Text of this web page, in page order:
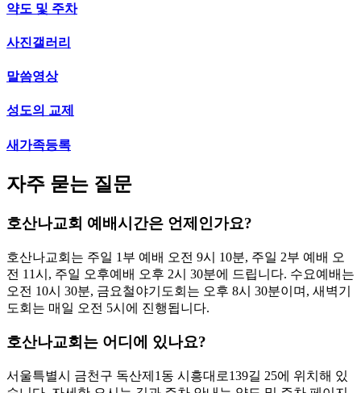
약도 및 주차
사진갤러리
말씀영상
성도의 교제
새가족등록
자주 묻는 질문
호산나교회 예배시간은 언제인가요?
호산나교회는 주일 1부 예배 오전 9시 10분, 주일 2부 예배 오
전 11시, 주일 오후예배 오후 2시 30분에 드립니다. 수요예배는
오전 10시 30분, 금요철야기도회는 오후 8시 30분이며, 새벽기
도회는 매일 오전 5시에 진행됩니다.
호산나교회는 어디에 있나요?
서울특별시 금천구 독산제1동 시흥대로139길 25에 위치해 있